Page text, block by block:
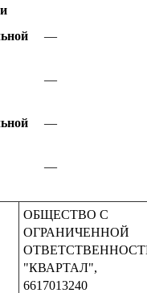
—
—
—
—
ОБЩЕСТВО С
ОГРАНИЧЕННОЙ
"КВАРТАЛ",
6617013240